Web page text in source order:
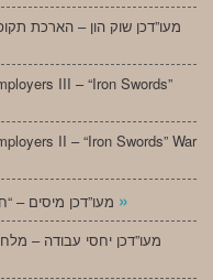
מעו”דכן שוק הון – הארכת
III – “Iron Swords”
II – “Iron Swords” War
»
מעו”דכן יחסי עבודה –